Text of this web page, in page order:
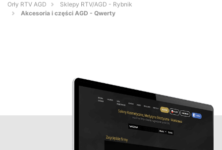
Orły RTV AGD
Sklepy RTV/AGD - Rybnik
Akcesoria i części AGD - Qwerty